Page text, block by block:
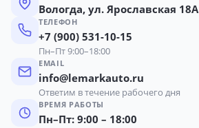
Вологда, ул. Ярославская 18А
ТЕЛЕФОН
+7 (900) 531-10-15
Пн–Пт 9:00–18:00
EMAIL
info@lemarkauto.ru
Ответим в течение рабочего дня
ВРЕМЯ РАБОТЫ
Пн–Пт: 9:00 – 18:00